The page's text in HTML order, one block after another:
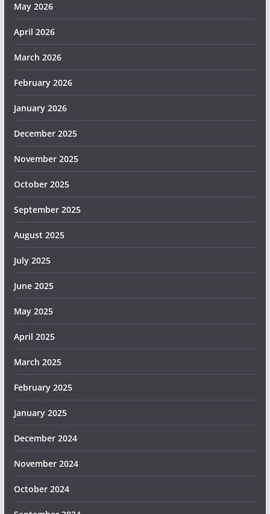
May 2026
April 2026
March 2026
February 2026
January 2026
December 2025
November 2025
October 2025
September 2025
August 2025
July 2025
June 2025
May 2025
April 2025
March 2025
February 2025
January 2025
December 2024
November 2024
October 2024